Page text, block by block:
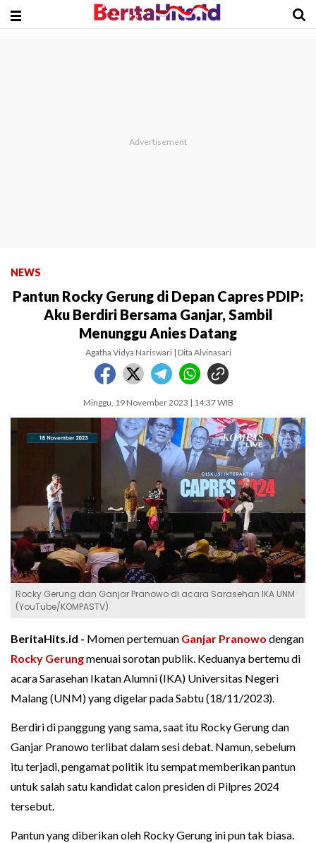
NEWS
Pantun Rocky Gerung di Depan Capres PDIP:
Aku Berdiri Bersama Ganjar, Sambil
Menunggu Anies Datang
Agatha Vidya Nariswari | Dita Alvinasari
Minggu, 19 November 2023 | 14:37 WIB
Rocky Gerung dan Ganjar Pranowo di acara Sarasehan IKA UNM
(YouTube/KOMPASTV)
BeritaHits.id - Momen pertemuan Ganjar Pranowo dengan
Rocky Gerungmenuai sorotan publik. Keduanya bertemu di
acara Sarasehan Ikatan Alumni (IKA) Universitas Negeri
Malang (UNM) yang digelar pada Sabtu (18/11/2023).
Berdiri di panggung yang sama, saat itu Rocky Gerung dan
Ganjar Pranowo terlibat dalam sesi debat. Namun, sebelum
itu terjadi, pengamat politik itu sempat memberikan pantun
untuk salah satu kandidat calon presiden di Pilpres 2024
tersebut.
Pantun yang diberikan oleh Rocky Gerung ini pun tak biasa.